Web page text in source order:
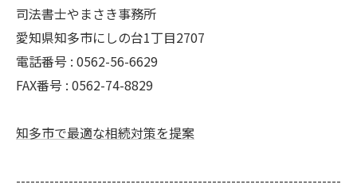
司法書士やまさき事務所
愛知県知多市にしの台1丁目2707
電話番号 : 0562-56-6629
FAX番号 : 0562-74-8829
知多市で最適な相続対策を提案
--------------------------------------------------------------------